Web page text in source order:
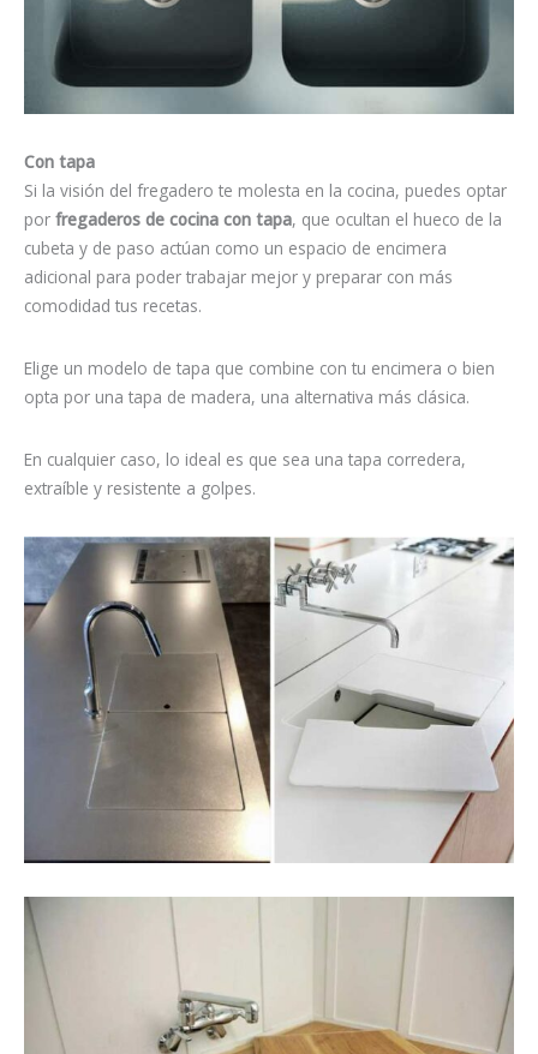
Con tapa
Si la visión del fregadero te molesta en la cocina, puedes optar
por fregaderos de cocina con tapa, que ocultan el hueco de la
cubeta y de paso actúan como un espacio de encimera
adicional para poder trabajar mejor y preparar con más
comodidad tus recetas.
Elige un modelo de tapa que combine con tu encimera o bien
opta por una tapa de madera, una alternativa más clásica.
En cualquier caso, lo ideal es que sea una tapa corredera,
extraíble y resistente a golpes.